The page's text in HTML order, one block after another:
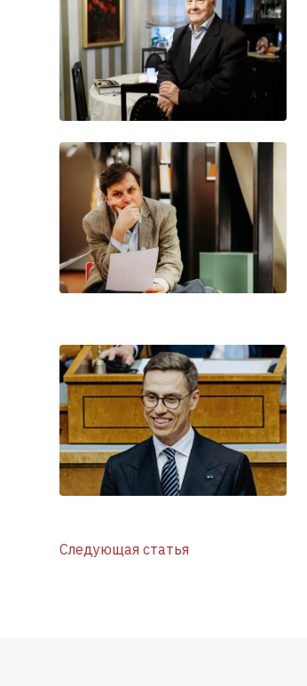
Следующая статья